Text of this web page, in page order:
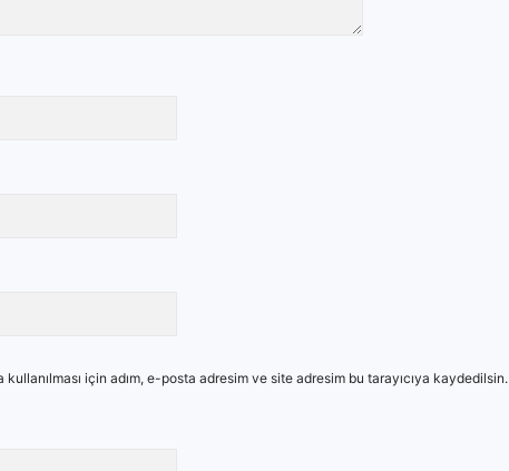
kullanılması için adım, e-posta adresim ve site adresim bu tarayıcıya kaydedilsin.